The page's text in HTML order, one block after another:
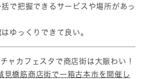
で把握できるサービスや場所があっ
ゆっくりできて良い。
ャカフェスタで商店街は大賑わい！
見橋筋商店街で一箱古本市を開催し